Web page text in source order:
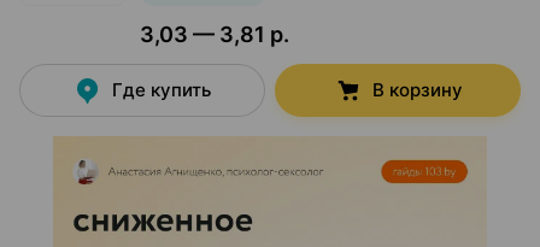
3,03 — 3,81 р.
Где купить В корзину